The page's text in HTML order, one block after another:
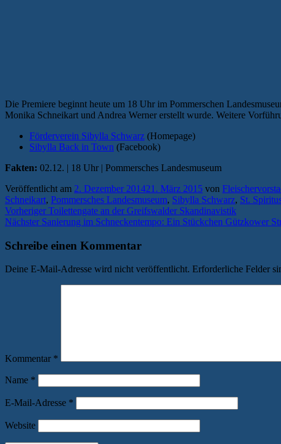
Die Premiere beginnt heute um 18 Uhr im Pommerschen
Monika Schneikart und Andrea Werner erstellt wurde. Weitere
Förderverein Sibylla Schwarz (Homepage)
Sibylla Back in Town (Facebook)
Fakten: 02.12. | 18 Uhr | Pommersches Landesmuseum
Veröffentlicht am 2. Dezember 201421. März 2015 von
Schneikart, Pommersches Landesmuseum, Sibylla Schwarz, St.
Beitragsnavigation
Vorheriger Vorheriger
Beitrag:
Toilettengate an der Greifswalder Skandinavistik
Nächster Nächster
Sanierung im Schneckentempo: Ein Stückchen Gützkower
Schreibe einen Kommentar
Deine E-Mail-Adresse wird nicht veröffentlicht. Erforderliche Felder
Kommentar *
Name *
E-Mail-Adresse *
Website